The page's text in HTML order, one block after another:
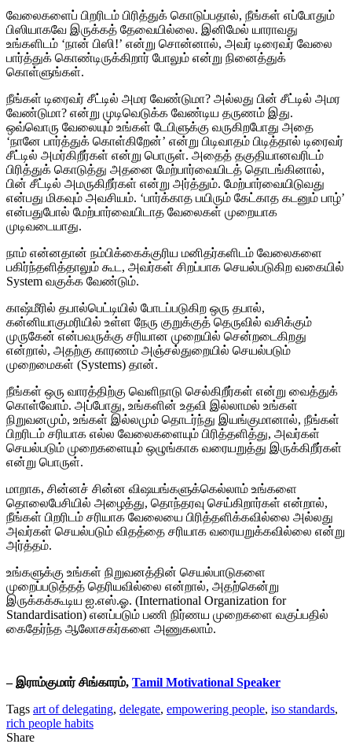
வேலைகளைப் பிறரிடம் பிரித்துக் கொடுப்பதால், நீங்கள் எப்போதும்
பிஸியாகவே இருக்கத் தேவையில்லை. இனிமேல் யாராவது
உங்களிடம் ‘நான் பிஸி!’ என்று சொன்னால், அவர் டிரைவர் வேலை
பார்த்துக் கொண்டிருக்கிறார் போலும் என்று நினைத்துக்
கொள்ளுங்கள்.
நீங்கள் டிரைவர் சீட்டில் அமர வேண்டுமா? அல்லது பின் சீட்டில் அமர
வேண்டுமா? என்று முடிவெடுக்க வேண்டிய தருணம் இது.
ஒவ்வொரு வேலையும் உங்கள் டேபிளுக்கு வருகிறபோது அதை
‘நானே பார்த்துக் கொள்கிறேன்’ என்று பிடிவாதம் பிடித்தால் டிரைவர்
சீட்டில் அமர்கிறீர்கள் என்று பொருள். அதைத் தகுதியானவரிடம்
பிரித்துக் கொடுத்து அதனை மேற்பார்வையிடத் தொடங்கினால்,
பின் சீட்டில் அமருகிறீர்கள் என்று அர்த்தும். மேற்பார்வையிடுவது
என்பது மிகவும் அவசியம். ‘பார்க்காத பயிரும் கேட்காத கடனும் பாழ்’
என்பதுபோல் மேற்பார்வையிடாத வேலைகள் முறையாக
முடிவடையாது.
நாம் என்னதான் நம்பிக்கைக்குரிய மனிதர்களிடம் வேலைகளை
பகிர்ந்தளித்தாலும் கூட, அவர்கள் சிறப்பாக செயல்படுகிற வகையில்
System வகுக்க வேண்டும்.
காஷ்மீரில் தபால்பெட்டியில் போடப்படுகிற ஒரு தபால்,
கன்னியாகுமரியில் உள்ள நேரு குறுக்குத் தெருவில் வசிக்கும்
முருகேன் என்பவருக்கு சரியான முறையில் சென்றடைகிறது
என்றால், அதற்கு காரணம் அஞ்சல்துறையில் செயல்படும்
முறைமைகள் (Systems) தான்.
நீங்கள் ஒரு வாரத்திற்கு வெளிநாடு செல்கிறீர்கள் என்று வைத்துக்
கொள்வோம். அப்போது, உங்களின் உதவி இல்லாமல் உங்கள்
நிறுவனமும், உங்கள் இல்லமும் தொடர்ந்து இயங்குமானால், நீங்கள்
பிறரிடம் சரியாக எல்ல வேலைகளையும் பிரித்தளித்து, அவர்கள்
செயல்படும் முறைகளையும் ஒழுங்காக வரையறுத்து இருக்கிறீர்கள்
என்று பொருள்.
மாறாக, சின்னச் சின்ன விஷயங்களுக்கெல்லாம் உங்களை
தொலைபேசியில் அழைத்து, தொந்தரவு செய்கிறார்கள் என்றால்,
நீங்கள் பிறரிடம் சரியாக வேலையை பிரித்தளிக்கவில்லை அல்லது
அவர்கள் செயல்படும் விதத்தை சரியாக வரையறுக்கவில்லை என்று
அர்த்தம்.
உங்களுக்கு உங்கள் நிறுவனத்தின் செயல்பாடுகளை
முறைப்படுத்தத் தெரியவில்லை என்றால், அதற்கென்று
இருக்கக்கூடிய ஐ.எஸ்.ஓ. (International Organization for
Standardisation) எனப்படும் பணி நிர்ணய முறைகளை வகுப்பதில்
கைதேர்ந்த ஆலோசகர்களை அணுகலாம்.
– இராம்குமார் சிங்காரம், Tamil Motivational Speaker
Tags art of delegating, delegate, empowering people, iso standards,
rich people habits
Share